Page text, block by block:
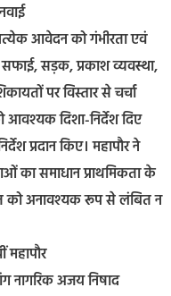
आवेदन को गंभीरता एवं
सड़क, प्रकाश व्यवस्था,
पर विस्तार से चर्चा
आवश्यक दिशा-निर्देश दिए
प्रदान किए। महापौर ने
का समाधान प्राथमिकता के
को अनावश्यक रूप से लंबित न
महापौर
नागरिक अजय निषाद